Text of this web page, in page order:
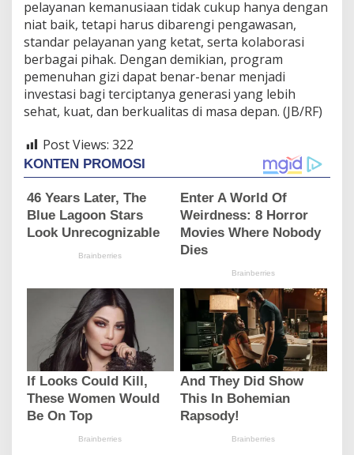
pelayanan kemanusiaan tidak cukup hanya dengan
niat baik, tetapi harus dibarengi pengawasan,
standar pelayanan yang ketat, serta kolaborasi
berbagai pihak. Dengan demikian, program
pemenuhan gizi dapat benar-benar menjadi
investasi bagi terciptanya generasi yang lebih
sehat, kuat, dan berkualitas di masa depan. (JB/RF)
Post Views: 322